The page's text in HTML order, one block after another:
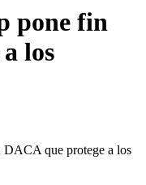
pone fin
los
que protege a los